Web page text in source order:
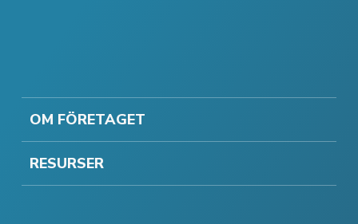
OM FÖRETAGET
RESURSER